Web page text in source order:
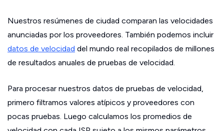
Nuestros resúmenes de ciudad comparan las velocidades
anunciadas por los proveedores. También podemos incluir
datos de velocidad del mundo real recopilados de millones
de resultados anuales de pruebas de velocidad.
Para procesar nuestros datos de pruebas de velocidad,
primero filtramos valores atípicos y proveedores con
pocas pruebas. Luego calculamos los promedios de